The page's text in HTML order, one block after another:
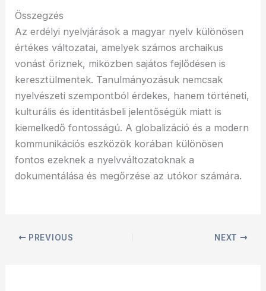
Összegzés
Az erdélyi nyelvjárások a magyar nyelv különösen
értékes változatai, amelyek számos archaikus
vonást őriznek, miközben sajátos fejlődésen is
keresztülmentek. Tanulmányozásuk nemcsak
nyelvészeti szempontból érdekes, hanem történeti,
kulturális és identitásbeli jelentőségük miatt is
kiemelkedő fontosságú. A globalizáció és a modern
kommunikációs eszközök korában különösen
fontos ezeknek a nyelvváltozatoknak a
dokumentálása és megőrzése az utókor számára.
PREVIOUS NEXT